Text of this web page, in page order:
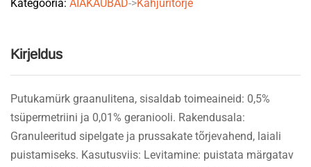
Kategooria: AIAKAUBAD->Kahjuritõrje
Kirjeldus
Putukamürk graanulitena, sisaldab toimeaineid: 0,5%
tsüpermetriini ja 0,01% geraniooli. Rakendusala:
Granuleeritud sipelgate ja prussakate tõrjevahend, laiali
puistamiseks. Kasutusviis: Levitamine: puistata märgatav